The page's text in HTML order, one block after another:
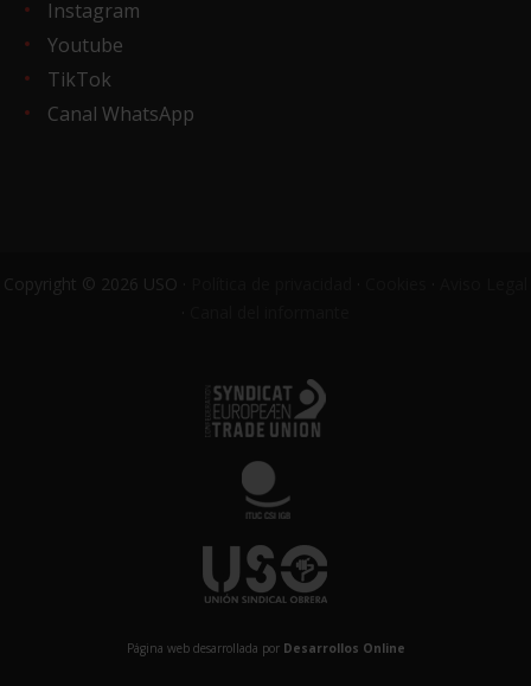
Instagram
Youtube
TikTok
Canal WhatsApp
Copyright © 2026 USO ·
Página web desarrollada por Desarrollos Online